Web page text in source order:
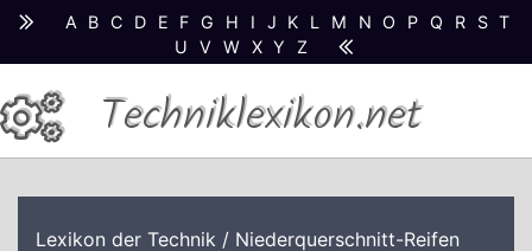
A B C D E F G H I J K L M N O P Q R S T
U
V W X Y Z
Techniklexikon.net
Lexikon der Technik / Niederquerschnitt-Reifen